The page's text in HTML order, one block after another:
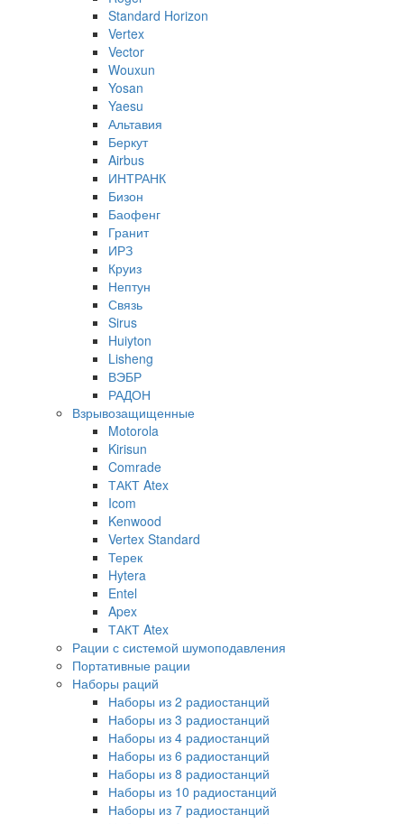
Standard Horizon
Vertex
Vector
Wouxun
Yosan
Yaesu
Альтавия
Беркут
Airbus
ИНТРАНК
Бизон
Баофенг
Гранит
ИРЗ
Круиз
Нептун
Связь
Sirus
Huiyton
Lisheng
ВЭБР
РАДОН
Взрывозащищенные
Motorola
Kirisun
Comrade
ТАКТ Atex
Icom
Kenwood
Vertex Standard
Терек
Hytera
Entel
Apex
ТАКТ Atex
Рации с системой шумоподавления
Портативные рации
Наборы раций
Наборы из 2 радиостанций
Наборы из 3 радиостанций
Наборы из 4 радиостанций
Наборы из 6 радиостанций
Наборы из 8 радиостанций
Наборы из 10 радиостанций
Наборы из 7 радиостанций